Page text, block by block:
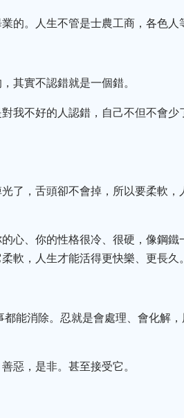
的。人生不管是士農工商，各色人
其實不認錯就是一個錯。
我不好的人認錯，自己不但不會少
了，舌頭卻不會掉，所以要柔軟
心、你的性格很冷、很硬，像鋼鐵
軟，人生才能活得更快樂、更長久。
能消除。忍就是會處理、會化解
惡，是非。甚至接受它。